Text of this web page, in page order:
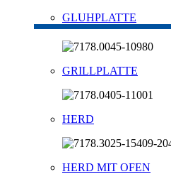
GLUHPLATTE
GRILLPLATTE
HERD
HERD MIT OFEN